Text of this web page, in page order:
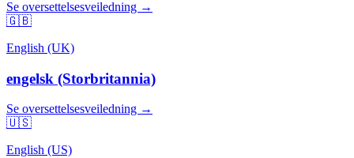
Se oversettelsesveiledning →
🇬🇧
English (UK)
engelsk (Storbritannia)
Se oversettelsesveiledning →
🇺🇸
English (US)